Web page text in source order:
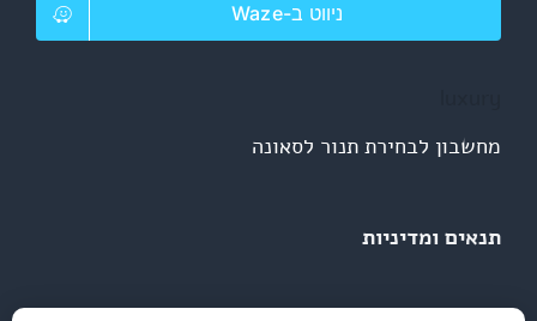
ניווט ב-Waze
מחשבון לבחירת תנור לסאונה
תנאים ומדיניות